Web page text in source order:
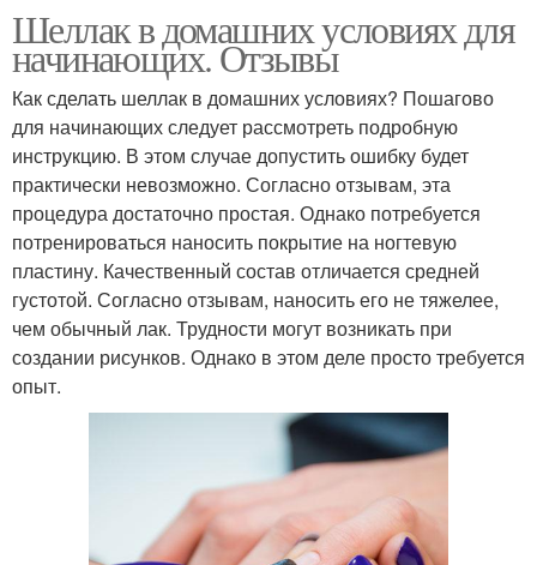
Шеллак в домашних условиях для
начинающих. Отзывы
Как сделать шеллак в домашних условиях? Пошагово
для начинающих следует рассмотреть подробную
инструкцию. В этом случае допустить ошибку будет
практически невозможно. Согласно отзывам, эта
процедура достаточно простая. Однако потребуется
потренироваться наносить покрытие на ногтевую
пластину. Качественный состав отличается средней
густотой. Согласно отзывам, наносить его не тяжелее,
чем обычный лак. Трудности могут возникать при
создании рисунков. Однако в этом деле просто требуется
опыт.